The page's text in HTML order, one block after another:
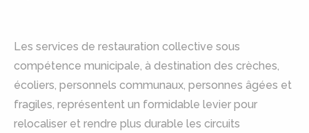
Les services de restauration collective sous
compétence municipale, à destination des crèches,
écoliers, personnels communaux, personnes âgées et
fragiles, représentent un formidable levier pour
relocaliser et rendre plus durable les circuits